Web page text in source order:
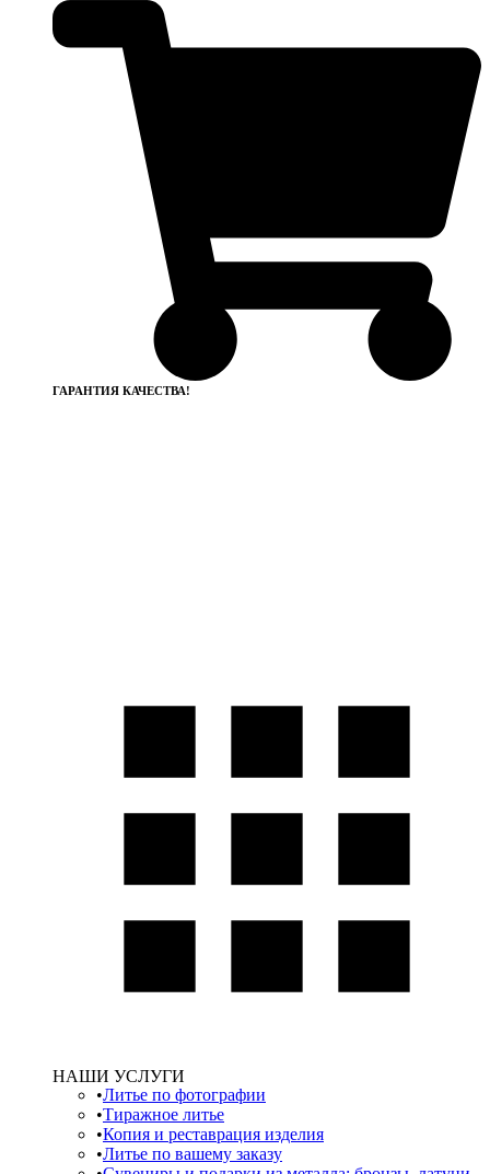
ГАРАНТИЯ КАЧЕСТВА!
НАШИ УСЛУГИ
Литье по фотографии
Тиражное литье
Копия и реставрация изделия
Литье по вашему заказу